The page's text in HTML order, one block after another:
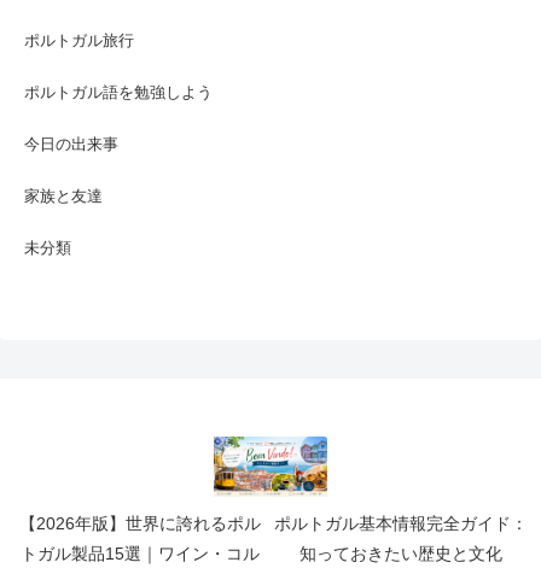
ポルトガル旅行
ポルトガル語を勉強しよう
今日の出来事
家族と友達
未分類
【2026年版】世界に誇れるポル
トガル製品15選｜ワイン・コル
ポルトガル基本情報完全ガイド：
知っておきたい歴史と文化